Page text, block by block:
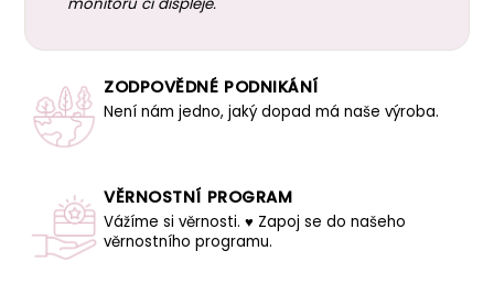
ZODPOVĚDNÉ PODNIKÁNÍ
Není nám jedno, jaký dopad má naše výroba.
VĚRNOSTNÍ PROGRAM
Vážíme si věrnosti. ♥ Zapoj se do našeho
věrnostního programu.